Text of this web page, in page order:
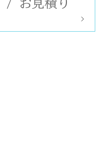
/ お見積り